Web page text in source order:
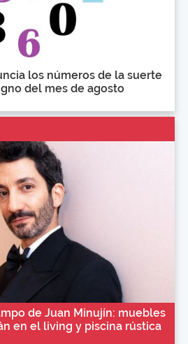
los números de la suerte
del mes de agosto
de Juan Minujín: muebles
en el living y piscina rústica